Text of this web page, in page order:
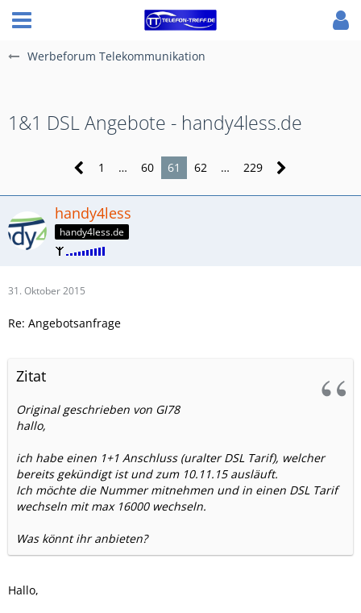
Werbeforum Telekommunikation
1&1 DSL Angebote - handy4less.de
1 … 60 61 62 … 229
handy4less
handy4less.de
31. Oktober 2015
Re: Angebotsanfrage
Zitat
Original geschrieben von GI78
hallo,
ich habe einen 1+1 Anschluss (uralter DSL Tarif), welcher
bereits gekündigt ist und zum 10.11.15 ausläuft.
Ich möchte die Nummer mitnehmen und in einen DSL Tarif
wechseln mit max 16000 wechseln.
Was könnt ihr anbieten?
Hallo,